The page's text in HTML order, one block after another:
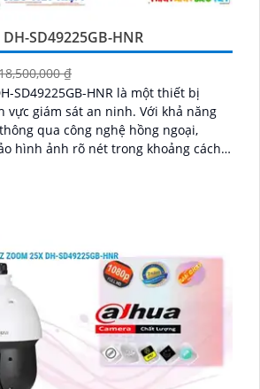
SD49225GB-HNR
₫
SD49225GB-HNR là một thiết bị
sát an ninh. Với khả năng
qua công nghệ hồng ngoại,
hình ảnh rõ nét trong khoảng cách